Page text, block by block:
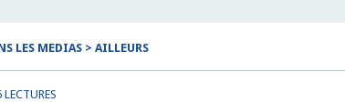
LES MEDIAS > AILLEURS